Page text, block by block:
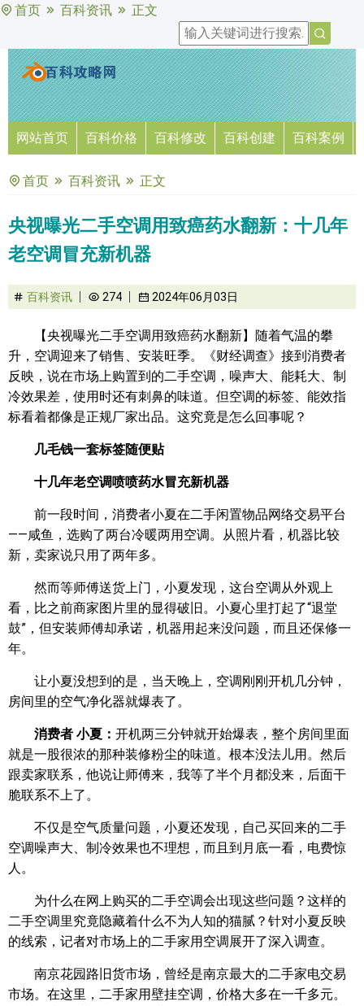
首页 百科资讯 正文
网站首页 百科价格 百科修改 百科创建 百科案例
首页 百科资讯 正文
央视曝光二手空调用致癌药水翻新：十几年
老空调冒充新机器
百科资讯 274 2024年06月03日
【央视曝光二手空调用致癌药水翻新】随着气温的攀
升，空调迎来了销售、安装旺季。《财经调查》接到消费者
反映，说在市场上购置到的二手空调，噪声大、能耗大、制
冷效果差，使用时还有刺鼻的味道。但空调的标签、能效指
标看着都像是正规厂家出品。这究竟是怎么回事呢？
几毛钱一套标签随便贴
十几年老空调喷喷药水冒充新机器
前一段时间，消费者小夏在二手闲置物品网络交易平台
——咸鱼，选购了两台冷暖两用空调。从照片看，机器比较
新，卖家说只用了两年多。
然而等师傅送货上门，小夏发现，这台空调从外观上
看，比之前商家图片里的显得破旧。小夏心里打起了“退堂
鼓”，但安装师傅却承诺，机器用起来没问题，而且还保修一
年。
让小夏没想到的是，当天晚上，空调刚刚开机几分钟，
房间里的空气净化器就爆表了。
消费者 小夏： 开机两三分钟就开始爆表，整个房间里面
就是一股很浓的那种装修粉尘的味道。根本没法儿用。然后
跟卖家联系，他说让师傅来，我等了半个月都没来，后面干
脆联系不上了。
不仅是空气质量问题，小夏还发现，自己买回来的二手
空调噪声大、制冷效果也不理想，而且到月底一看，电费惊
人。
为什么在网上购买的二手空调会出现这些问题？这样的
二手空调里究竟隐藏着什么不为人知的猫腻？针对小夏反映
的线索，记者对市场上的二手家用空调展开了深入调查。
南京花园路旧货市场，曾经是南京最大的二手家电交易
市场。在这里，二手家用壁挂空调，价格大多在一千多元。